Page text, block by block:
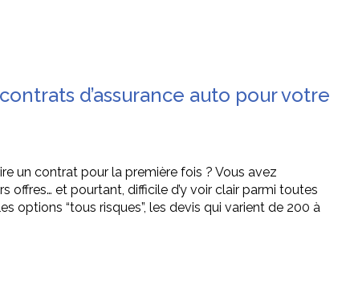
d’assurance auto pour votre
un contrat pour la première fois ? Vous avez
et pourtant, difficile d’y voir clair parmi toutes
options “tous risques”, les devis qui varient de 200 à